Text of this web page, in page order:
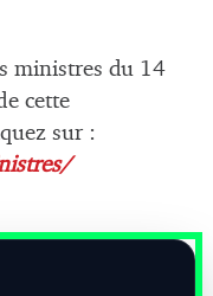
ministres du 14
cette
sur :